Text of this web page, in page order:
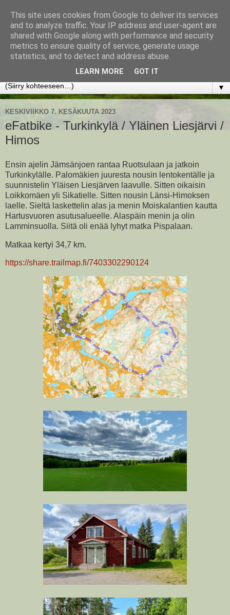
www.jyrkikokko.fi
Uusi Suunta - Jokainen hetki tarjoaa tilaisuuden muuttaa
▼
KESKIVIIKKO 7. KESÄKUUTA 2023
eFatbike - Turkinkylä / Yläinen Liesjärvi /
Himos
Ensin ajelin Jämsänjoen rantaa Ruotsulaan ja jatkoin
Turkinkylälle. Palomäkien juuresta nousin lentokentälle ja
suunnistelin Yläisen Liesjärven laavulle. Sitten oikaisin
Loikkomäen yli Sikatielle. Sitten nousin Länsi-Himoksen
laelle. Sieltä laskettelin alas ja menin Moiskalantien kautta
Hartusvuoren asutusalueelle. Alaspäin menin ja olin
Lamminsuolla. Siitä oli enää lyhyt matka Pispalaan.
Matkaa kertyi 34,7 km.
https://share.trailmap.fi/7403302290124
This site uses cookies from Google to deliver its services
and to analyze traffic. Your IP address and user-agent are
shared with Google along with performance and security
metrics to ensure quality of service, generate usage
statistics, and to detect and address abuse.
LEARN MORE GOT IT